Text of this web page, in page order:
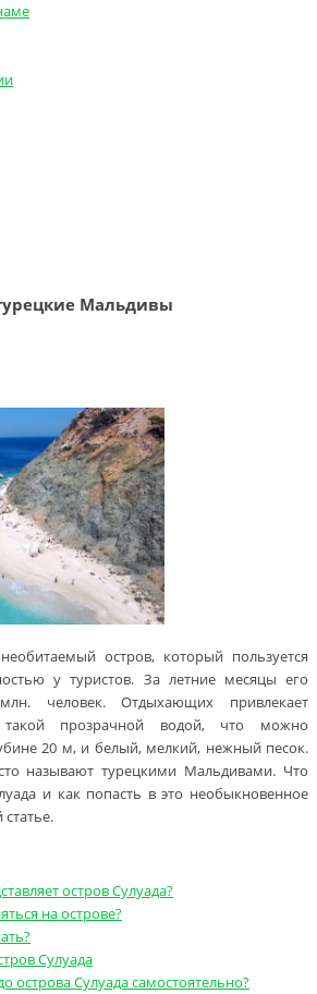
Мальдивы
остров, который пользуется
у туристов. За летние месяцы его
человек. Отдыхающих привлекает
прозрачной водой, что можно
20 м, и белый, мелкий, нежный песок.
называют турецкими Мальдивами. Что
и как попасть в это необыкновенное
статье.
остров Сулуада?
на острове?
Сулуада
острова Сулуада самостоятельно?